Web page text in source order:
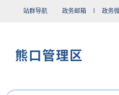
站群导航 政务邮箱 政务
熊口管理区